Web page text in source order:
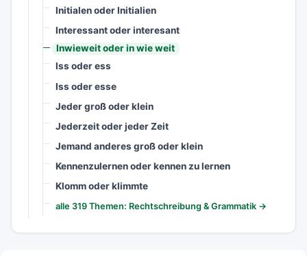
Initialen oder Initialien
Interessant oder interesant
Inwieweit oder in wie weit
Iss oder ess
Iss oder esse
Jeder groß oder klein
Jederzeit oder jeder Zeit
Jemand anderes groß oder klein
Kennenzulernen oder kennen zu lernen
Klomm oder klimmte
alle 319 Themen: Rechtschreibung & Grammatik →